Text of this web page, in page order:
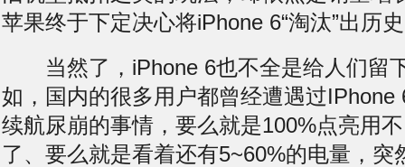
苹果终于下定决心将iPhone 6“淘汰”出历
当然了，iPhone 6也不全是给人们留
如，国内的很多用户都曾经遭遇过IPhone
续航尿崩的事情，要么就是100%点亮用
了、要么就是看着还有5~60%的电量，突